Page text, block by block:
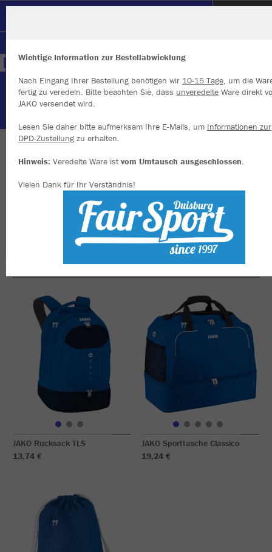
WIR SIND HERTHA
JAKO Rucksack TLS
13,74 €
JAKO Sporttasche Classico
19,24 €
Wichtige Information zur Bestellabwicklung
Nach Eingang Ihrer Bestellung benötigen wir 10-15 Tage, um die
fertig zu veredeln. Bitte beachten Sie, dass unveredelte Ware direkt
JAKO versendet wird.
Lesen Sie daher bitte aufmerksam Ihre E-Mails, um Informationen zur
DPD-Zustellung zu erhalten.
Hinweis: Veredelte Ware istvom Umtausch ausgeschlossen.
Vielen Dank für Ihr Verständnis!
Wir verwenden Cookies
Inhalte anzeigen und unsere Website verbessern. Weitere
zu den Cookies findest Du in den Einstellungen.
Alle akzeptieren
Alle ablehnen
mehr Infos
Datenschutz
Impressum